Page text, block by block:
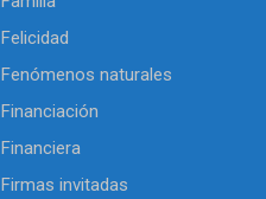
Felicidad
Fenómenos naturales
Financiación
Financiera
Firmas invitadas